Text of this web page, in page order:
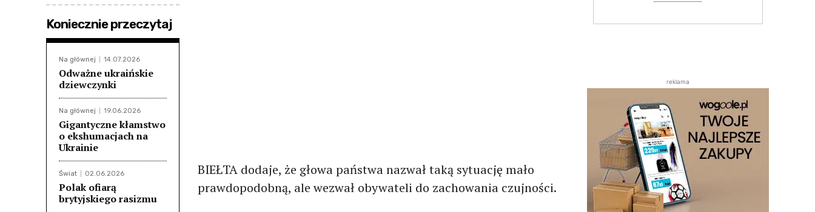
Koniecznie przeczytaj
Na głównej 14.07.2026
Odważne ukraińskie
dziewczynki
Na głównej 19.06.2026
Gigantyczne kłamstwo
o ekshumacjach na
Ukrainie
Świat 02.06.2026
Polak ofiarą
brytyjskiego rasizmu
BIEŁTA dodaje, że głowa państwa nazwał taką sytuację mało
prawdopodobną, ale wezwał obywateli do zachowania czujności.
reklama